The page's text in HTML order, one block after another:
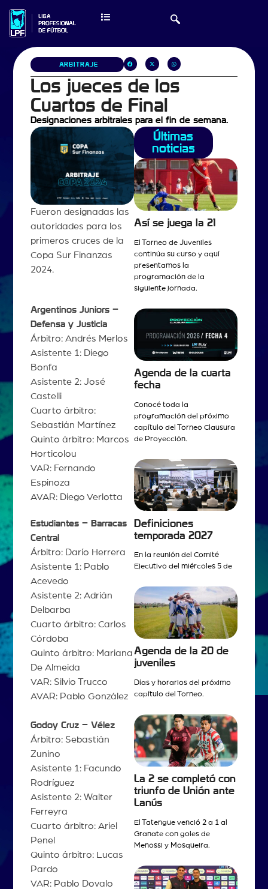
ARBITRAJE
Los jueces de los
Cuartos de Final
Designaciones arbitrales para el fin de semana.
Fueron designadas las
autoridades para los
primeros cruces de la
Copa Sur Finanzas
2024.
Argentinos Juniors –
Defensa y Justicia
Árbitro: Andrés Merlos
Asistente 1: Diego
Bonfa
Asistente 2: José
Castelli
Cuarto árbitro:
Sebastián Martínez
Quinto árbitro: Marcos
Horticolou
VAR: Fernando
Espinoza
AVAR: Diego Verlotta
Estudiantes – Barracas
Central
Árbitro: Darío Herrera
Asistente 1: Pablo
Acevedo
Asistente 2: Adrián
Delbarba
Cuarto árbitro: Carlos
Córdoba
Quinto árbitro: Mariana
De Almeida
VAR: Silvio Trucco
AVAR: Pablo González
Godoy Cruz – Vélez
Árbitro: Sebastián
Zunino
Asistente 1: Facundo
Rodríguez
Asistente 2: Walter
Ferreyra
Cuarto árbitro: Ariel
Penel
Quinto árbitro: Lucas
Pardo
VAR: Pablo Dovalo
Últimas
noticias
Así se juega la 21
El Torneo de Juveniles
continúa su curso y aquí
presentamos la
programación de la
siguiente jornada.
Agenda de la cuarta
fecha
Conocé toda la
programación del próximo
capítulo del Torneo Clausura
de Proyección.
Definiciones
temporada 2027
En la reunión del Comité
Ejecutivo del miércoles 5 de
Agenda de la 20 de
juveniles
Días y horarios del próximo
capítulo del Torneo.
La 2 se completó con
triunfo de Unión ante
Lanús
El Tatengue venció 2 a 1 al
Granate con goles de
Menossi y Mosqueira.